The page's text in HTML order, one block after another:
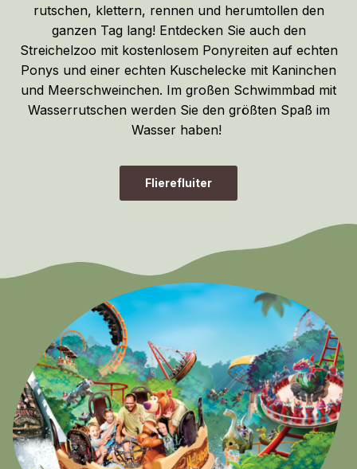
rutschen, klettern, rennen und herumtollen den
ganzen Tag lang! Entdecken Sie auch den
Streichelzoo mit kostenlosem Ponyreiten auf echten
Ponys und einer echten Kuschelecke mit Kaninchen
und Meerschweinchen. Im großen Schwimmbad mit
Wasserrutschen werden Sie den größten Spaß im
Wasser haben!
Flierefluiter